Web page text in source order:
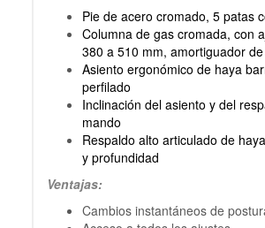
Pie de acero cromado, 5 patas
Columna de gas cromada, con
380 a 510 mm, amortiguador
Asiento ergonómico de haya
perfilado
Inclinación del asiento y del
mando
Respaldo alto articulado de
y profundidad
Ventajas:
Cambios instantáneos de